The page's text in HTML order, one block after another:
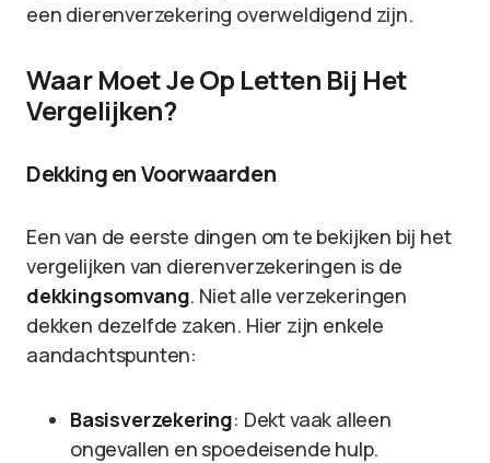
een dierenverzekering overweldigend zijn.
Waar Moet Je Op Letten Bij Het
Vergelijken?
Dekking en Voorwaarden
Een van de eerste dingen om te bekijken bij het
vergelijken van dierenverzekeringen is de
dekkingsomvang. Niet alle verzekeringen
dekken dezelfde zaken. Hier zijn enkele
aandachtspunten:
Basisverzekering: Dekt vaak alleen
ongevallen en spoedeisende hulp.